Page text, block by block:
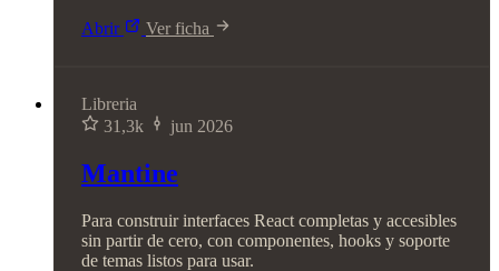
Abrir Ver ficha
Libreria
31,3k
jun 2026
Mantine
Para construir interfaces React completas y accesibles
sin partir de cero, con componentes, hooks y soporte
de temas listos para usar.